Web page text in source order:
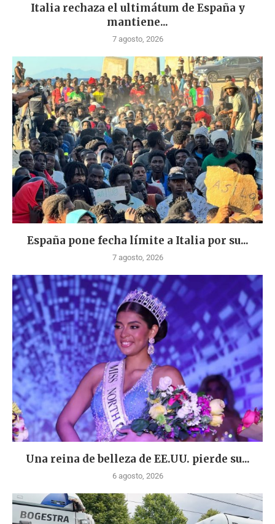
Italia rechaza el ultimátum de España y
mantiene...
7 agosto, 2026
España pone fecha límite a Italia por su...
7 agosto, 2026
Una reina de belleza de EE.UU. pierde su...
6 agosto, 2026